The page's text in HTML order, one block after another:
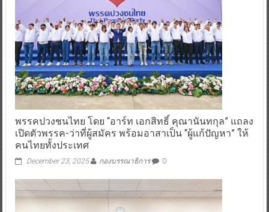
พรรคปวงชนไทย โดย “อาร์ท เอกสิทธิ์ คุณานันทกุล” แถลง
เปิดตัวพรรค-ว่าที่ผู้สมัคร พร้อมอาสาเป็น “ผู้แก้ปัญหา” ให้
คนไทยทั้งประเทศ